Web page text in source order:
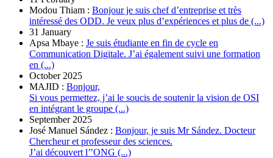
Modou Thiam : Bonjour je suis chef d’entreprise et très
intéressé des ODD. Je veux plus d’expériences et plus de (...)
31 January
Apsa Mbaye : Je suis étudiante en fin de cycle en
Communication Digitale. J’ai également suivi une formation
en (...)
October 2025
MAJID : Bonjour,
Si vous permettez, j’ai le soucis de soutenir la vision de OSI
en intégrant le groupe (...)
September 2025
José Manuel Sández : Bonjour, je suis Mr Sández. Docteur
Chercheur et professeur des sciences.
J’ai découvert l’’ONG (...)